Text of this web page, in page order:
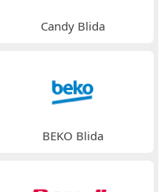
Candy Blida
BEKO Blida